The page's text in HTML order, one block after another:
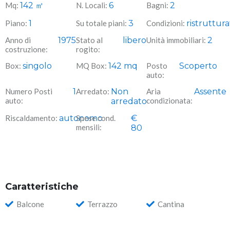
Mq: 142 ㎡ N. Locali: 6 Bagni: 2
Piano: 1 Su totale piani: 3 Condizioni:
Anno di
costruzione:
1975Stato al
rogito:
liberoUnità immobiliari: 2
Box: singolo MQ Box: 142 mq
Posto
auto:
Scoperto
Numero Posti
auto:
1Arredato: Non
arredato
Aria
condizionata:
Assente
Riscaldamento: autonomo
Spese cond.
mensili:
€
80
Caratteristiche
Balcone Terrazzo Cantina